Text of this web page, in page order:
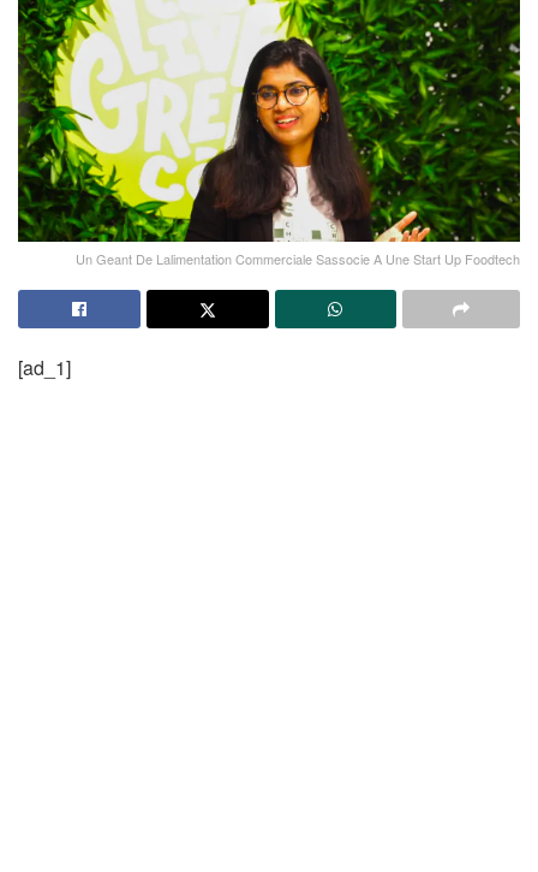
Un Geant De Lalimentation Commerciale Sassocie A Une Start Up Foodtech
[ad_1]